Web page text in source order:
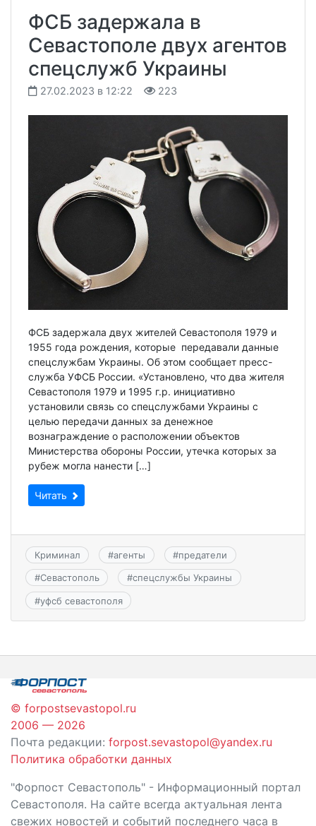
ФСБ задержала в
Севастополе двух агентов
спецслужб Украины
27.02.2023 в 12:22 223
ФСБ задержала двух жителей Севастополя 1979 и
1955 года рождения, которые передавали данные
спецслужбам Украины. Об этом сообщает пресс-
служба УФСБ России. «Установлено, что два жителя
Севастополя 1979 и 1995 г.р. инициативно
установили связь со спецслужбами Украины с
целью передачи данных за денежное
вознаграждение о расположении объектов
Министерства обороны России, утечка которых за
рубеж могла нанести […]
Читать
Криминал #агенты #предатели
#Севастополь #спецслужбы Украины
#уфсб севастополя
© forpostsevastopol.ru
2006 — 2026
Почта редакции: forpost.sevastopol@yandex.ru
Политика обработки данных
"Форпост Севастополь" - Информационный портал
Севастополя. На сайте всегда актуальная лента
свежих новостей и событий последнего часа в